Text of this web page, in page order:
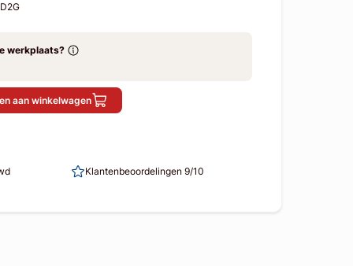
werkplaats?
aan winkelwagen
Klantenbeoordelingen 9/10